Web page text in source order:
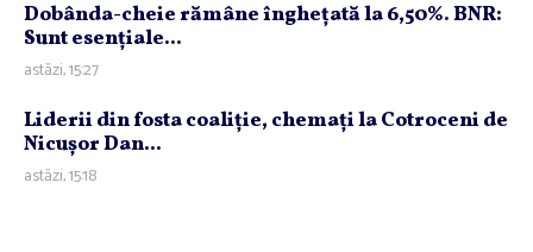
Dobânda-cheie rămâne îngheţată la 6,50%. BNR:
Sunt esenţiale...
astăzi, 15:27
Liderii din fosta coaliţie, chemaţi la Cotroceni de
Nicuşor Dan...
astăzi, 15:18